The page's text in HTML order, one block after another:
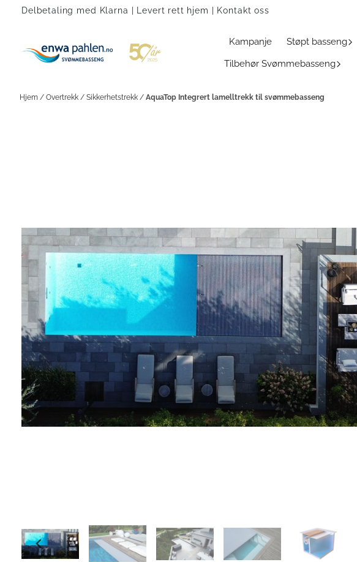
Hopp til innhold
Delbetaling med Klarna | Levert rett hjem | Kontakt oss
Kampanje Støpt basseng
Tilbehør Svømmebasseng
Hjem / Overtrekk / Sikkerhetstrekk / AquaTop Integrert lamelltrekk til svømmebasseng